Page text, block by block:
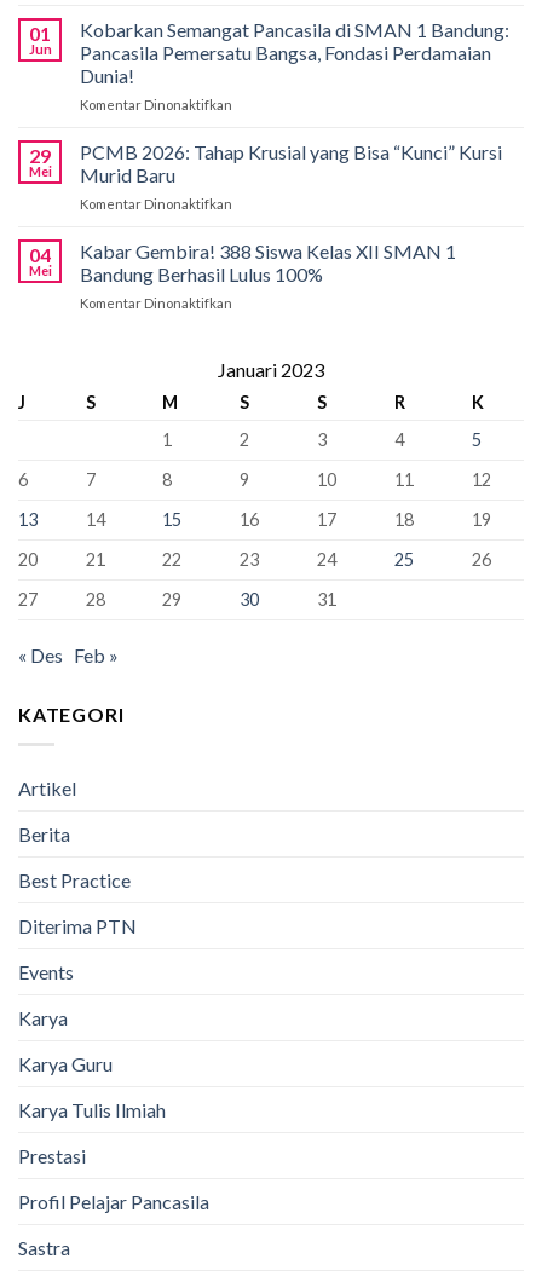
Bandung
Borong
Biology
Akses
Pendidikan,
SMAN
Kuota
Khusus
Sekolah
Penyangga
01
Jun
Kobarkan Semangat Pancasila di SMAN 1 Bandung:
Pancasila Pemersatu Bangsa, Fondasi Perdamaian
Dunia!
Komentar Dinonaktifkan
Semangat
Pancasila
Bandung:
Pancasila
Dunia!
29
Mei
PCMB 2026: Tahap Krusial yang Bisa “Kunci” Kursi
Murid Baru
Komentar Dinonaktifkan
2026:
Tahap
Krusial
Kursi
Baru
04
Mei
Kabar Gembira! 388 Siswa Kelas XII SMAN 1
Bandung Berhasil Lulus 100%
Komentar Dinonaktifkan
388
Kelas
SMAN
Bandung
Lulus
100%
Januari 2023
J S M S S R
K
1
2 3 4
5
6
7 8 9 10 11
12
13
14 15 16 17 18
19
20
21 22 23 24 25
26
27
28 29 30 31
« Des Feb »
KATEGORI
Artikel
Berita
Best Practice
Diterima PTN
Events
Karya
Karya Guru
Karya Tulis Ilmiah
Prestasi
Profil Pelajar Pancasila
Sastra